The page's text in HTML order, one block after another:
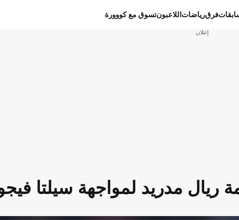
فرقرياضات اللاعبونتسوق مع كووورة
إعلان
ريال مدريد لمواجهة سيلتا